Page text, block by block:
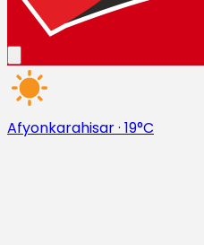
Afyonkarahisar· 19°C